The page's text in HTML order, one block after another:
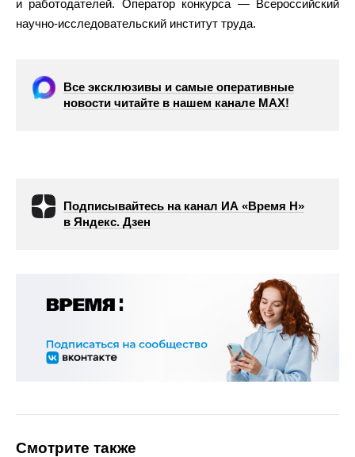
и работодателей. Оператор конкурса — Всероссийский
научно-исследовательский институт труда.
Все эксклюзивы и самые оперативные
новости читайте в нашем канале МАХ!
Подписывайтесь на канал ИА «Время Н»
в Яндекс. Дзен
Смотрите также